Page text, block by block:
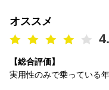
オススメ
【総合評価】
実用性のみで乗っている